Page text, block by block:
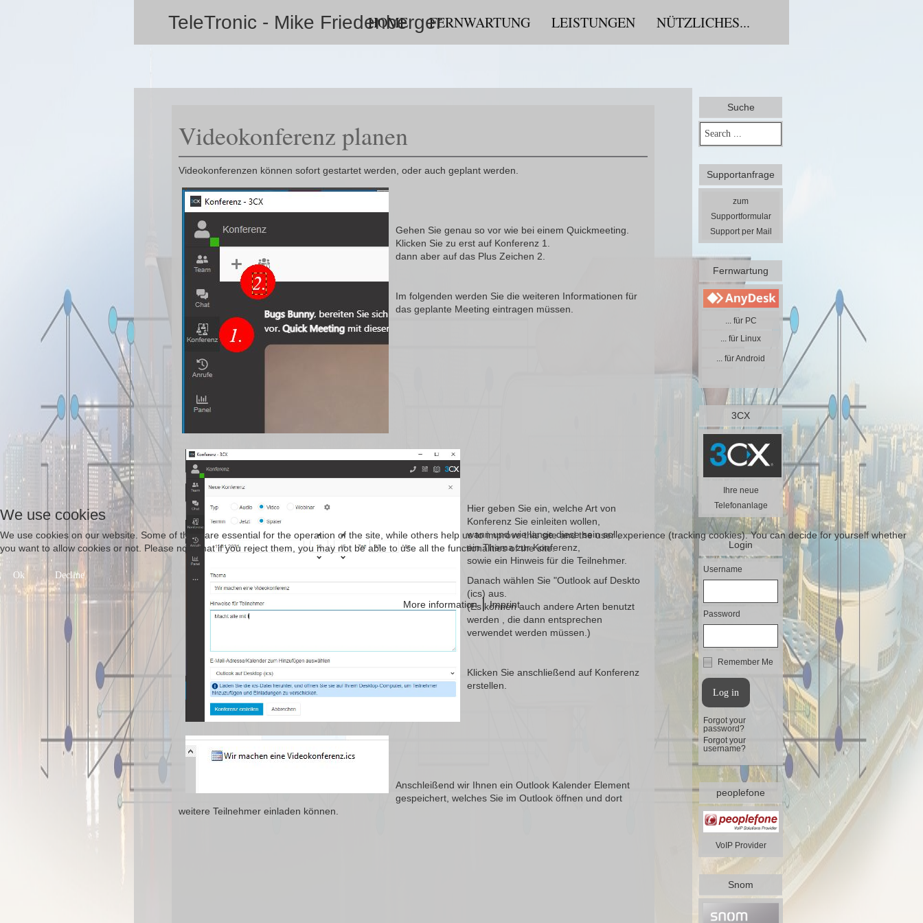
TeleTronic - Mike Friedenberger
HOME FERNWARTUNG LEISTUNGEN NÜTZLICHES...
Videokonferenz planen
Videokonferenzen können sofort gestartet werden, oder auch geplant werden.
Gehen Sie genau so vor wie bei einem Quickmeeting.
Klicken Sie zu erst auf Konferenz 1.
dann aber auf das Plus Zeichen 2.
Im folgenden werden Sie die weiteren Informationen für
das geplante Meeting eintragen müssen.
Hier geben Sie ein, welche Art von
Konferenz Sie einleiten wollen,
wann und wie lange diese sein soll,
ein Thema zur Konferenz,
sowie ein Hinweis für die Teilnehmer.
Danach wählen Sie "Outlook auf Deskto
(ics) aus.
(Es können auch andere Arten benutzt
werden , die dann entsprechen
verwendet werden müssen.)
Klicken Sie anschließend auf Konferenz
erstellen.
Anschleißend wir Ihnen ein Outlook Kalender Element
gespeichert, welches Sie im Outlook öffnen und dort
weitere Teilnehmer einladen können.
Suche
Supportanfrage
zum
Supportformular
Support per Mail
Fernwartung
... für PC
... für Linux
... für Android
3CX
Ihre neue
Telefonanlage
Login
Username
Password
Remember Me
Forgot your
password?
Forgot your
username?
peoplefone
VoIP Provider
Snom
We use cookies
We use cookies on our website. Some of them are essential for the operation of the site, while others help us to improve this site and the user experience (tracking cookies). You can decide for yourself whether
you want to allow cookies or not. Please note that if you reject them, you may not be able to use all the functionalities of the site.
Ok Decline
More information|Imprint